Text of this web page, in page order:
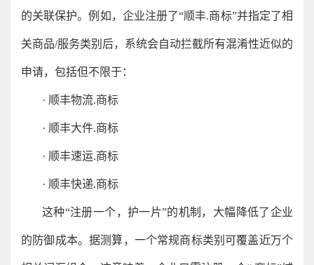
的关联保护。例如，企业注册了“顺丰.商标”并指定了相
关商品/服务类别后，系统会自动拦截所有混淆性近似的
申请，包括但不限于：
· 顺丰物流.商标
· 顺丰大件.商标
· 顺丰速运.商标
· 顺丰快递.商标
这种“注册一个，护一片”的机制，大幅降低了企业
的防御成本。据测算，一个常规商标类别可覆盖近万个